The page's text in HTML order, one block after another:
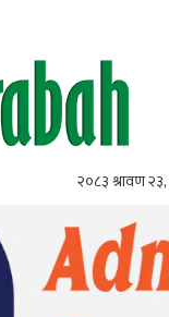
२०८३ श्रावण २३,